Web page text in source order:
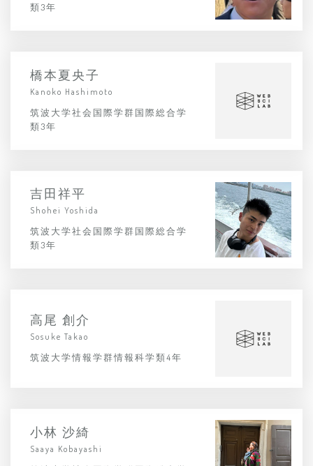
類3年
橋本夏央子
Kanoko Hashimoto
筑波大学社会国際学群国際総合学
類3年
吉田祥平
Shohei Yoshida
筑波大学社会国際学群国際総合学
類3年
高尾 創介
Sosuke Takao
筑波大学情報学群情報科学類4年
小林 沙綺
Saaya Kobayashi